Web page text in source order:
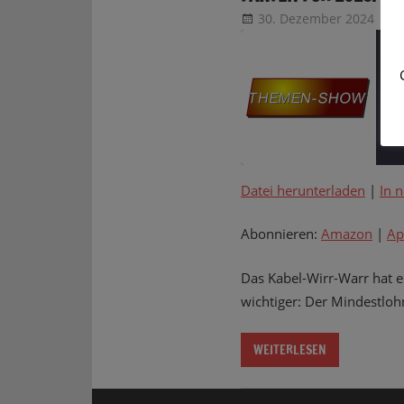
30. Dezember 2024
Amazon
Google Podcasts
RSS FEED
TEILEN
LINK
EMBED
Datei herunterladen | In
Abonnieren: Amazon |
Das Kabel-Wirr-Warr hat
wichtiger: Der
WEITERLESEN